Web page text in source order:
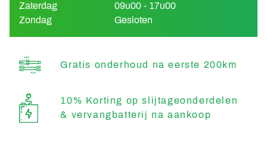
Zaterdag
09u00 - 17u00
Zondag
Gesloten
Gratis onderhoud na eerste 200km
10% Korting op slijtageonderdelen
& vervangbatterij na aankoop